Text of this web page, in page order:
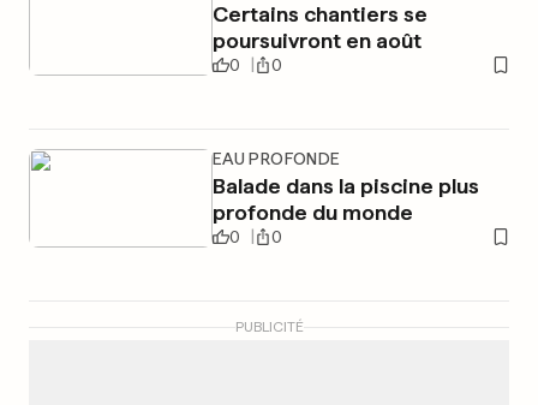
Certains chantiers se
poursuivront en août
0 0
EAU PROFONDE
Balade dans la piscine plus
profonde du monde
0 0
PUBLICITÉ